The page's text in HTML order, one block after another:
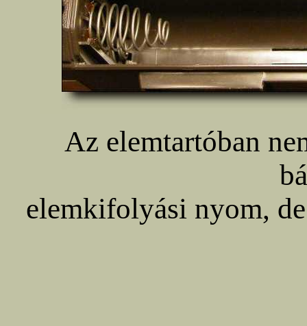
Az elemtartóban
elemkifolyási nyom,